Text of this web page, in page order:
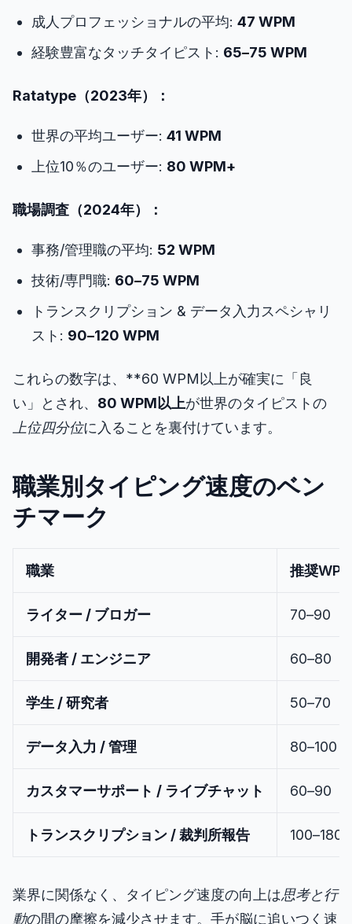
成人プロフェッショナルの平均: 47 WPM
経験豊富なタッチタイピスト: 65–75 WPM
Ratatype（2023年）：
世界の平均ユーザー: 41 WPM
上位10％のユーザー: 80 WPM+
職場調査（2024年）：
事務/管理職の平均: 52 WPM
技術/専門職: 60–75 WPM
トランスクリプション & データ入力スペシャリ
スト: 90–120 WPM
これらの数字は、**60 WPM以上が確実に「良
い」とされ、 80 WPM以上が世界のタイピストの
上位四分位に入ることを裏付けています。
職業別タイピング速度のベン
チマーク
職業 推奨
ライター / ブロガー 70–90
開発者 / エンジニア 60–80
学生 / 研究者 50–70
データ入力 / 管理 80–100
カスタマーサポート / ライブチャット 60–90
トランスクリプション / 裁判所報告 100–180
業界に関係なく、タイピング速度の向上は思考と行
動の間の摩擦を減少させます。手が脳に追いつく速